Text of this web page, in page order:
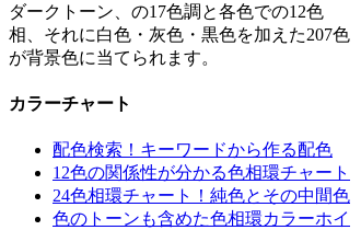
ダークトーン、の17色調と各色での12色
相、それに白色・灰色・黒色を加えた207色
が背景色に当てられます。
カラーチャート
配色検索！キーワードから作る配色
12色の関係性が分かる色相環チャート
24色相環チャート！純色とその中間色
色のトーンも含めた色相環カラーホイ